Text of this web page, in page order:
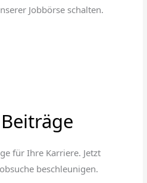
Jobbörse schalten.
für Ihre Karriere. Jetzt
beschleunigen.